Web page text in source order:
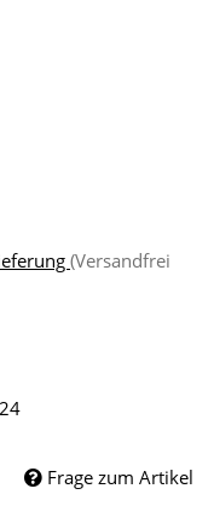
(Versandfrei
Frage zum Artikel